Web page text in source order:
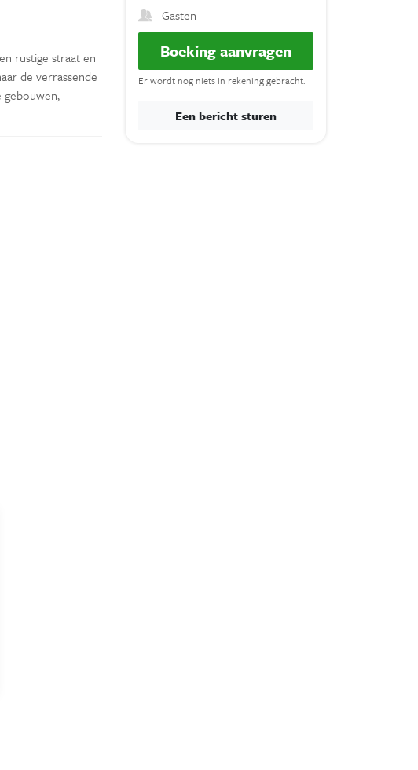
rustige straat en
de verrassende
gebouwen,
Gasten
Boeking aanvragen
Er wordt nog niets in rekening gebracht.
Een bericht sturen